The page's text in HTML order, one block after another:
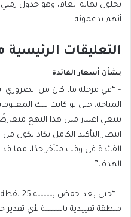
بحلول نهاية العام، وهو جدول
أنهم يدعمونه.
التعليقات
بشأن أسعار الفائدة
– “في مرحلة ما، كان من الضروري
المتاحة، حتى لو كانت تلك
ينبغي اعتبار مثل هذا النهج
انتظار التأكيد الكامل يكاد
الفائدة في وقت متأخر جدًا، مما
الهدف”.
– “حتى
منطقة تقييدية بالنسبة لأي تقدير